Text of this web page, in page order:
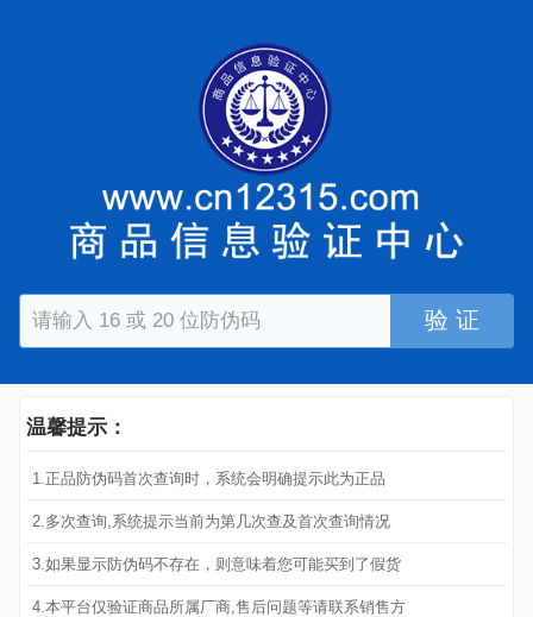
验 证
温馨提示：
1.正品防伪码首次查询时，系统会明确提示此为正品
2.多次查询,系统提示当前为第几次查及首次查询情况
3.如果显示防伪码不存在，则意味着您可能买到了假货
4.本平台仅验证商品所属厂商,售后问题等请联系销售方